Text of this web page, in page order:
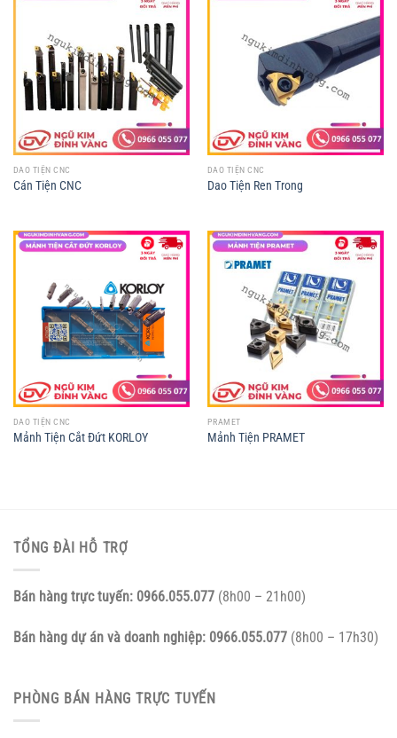
DAO TIỆN CNC
Cán Tiện CNC
DAO TIỆN CNC
Dao Tiện Ren Trong
DAO TIỆN CNC
Mảnh Tiện Cắt Đứt KORLOY
PRAMET
Mảnh Tiện PRAMET
TỔNG ĐÀI HỖ TRỢ
Bán hàng trực tuyến: 0966.055.077 (8h00 – 21h00)
Bán hàng dự án và doanh nghiệp: 0966.055.077 (8h00 – 17h30)
PHÒNG BÁN HÀNG TRỰC TUYẾN